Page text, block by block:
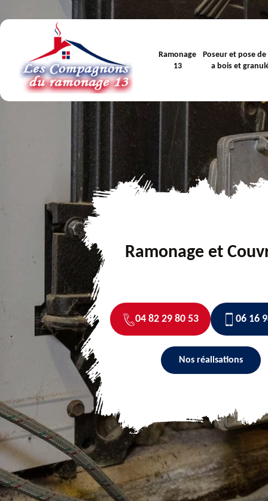
Ramonage
13
Poseur et pose
a bois et
Ramonage et
04 82 29 80 53 06 16
Nos réalisations